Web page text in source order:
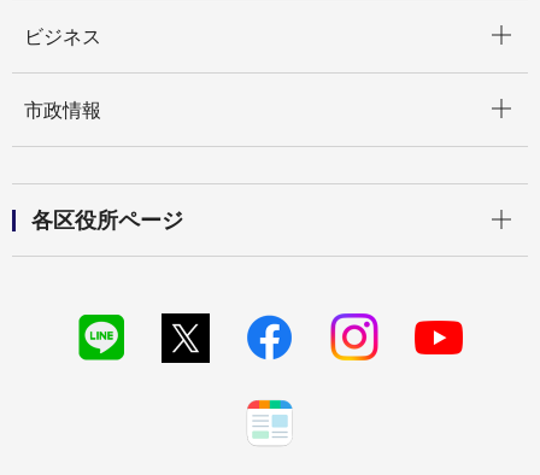
ビジネス
市政情報
各区役所ページ